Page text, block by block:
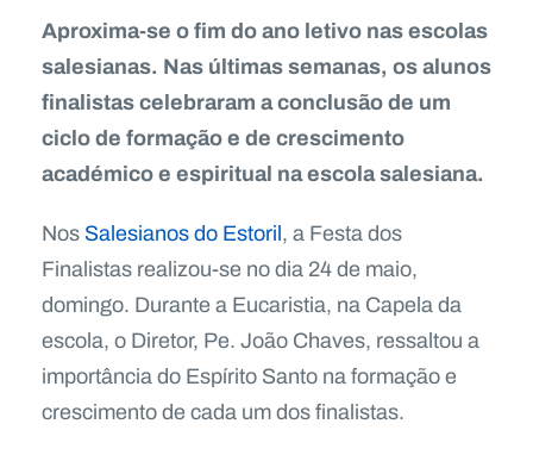
Aproxima-se o fim do ano letivo nas escolas
salesianas. Nas últimas semanas, os alunos
finalistas celebraram a conclusão de um
ciclo de formação e de crescimento
académico e espiritual na escola salesiana.
NosSalesianos do Estoril, a Festa dos
Finalistas realizou-se no dia 24 de maio,
domingo. Durante a Eucaristia, na Capela da
escola, o Diretor, Pe. João Chaves, ressaltou a
importância do Espírito Santo na formação e
crescimento de cada um dos finalistas.